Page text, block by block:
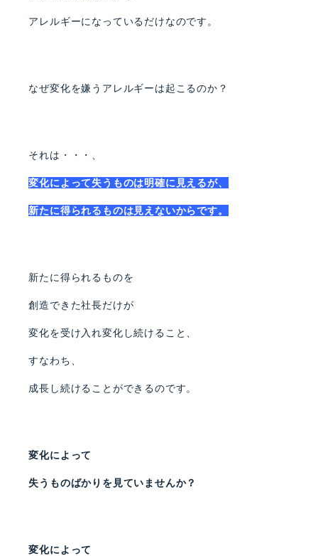
アレルギーになっているだけなのです。
なぜ変化を嫌うアレルギーは起こるのか？
それは・・・、
変化によって失うものは明確に見えるが、
新たに得られるものは見えないからです。
新たに得られるものを
創造できた社長だけが
変化を受け入れ変化し続けること、
すなわち、
成長し続けることができるのです。
変化によって
失うものばかりを見ていませんか？
変化によって